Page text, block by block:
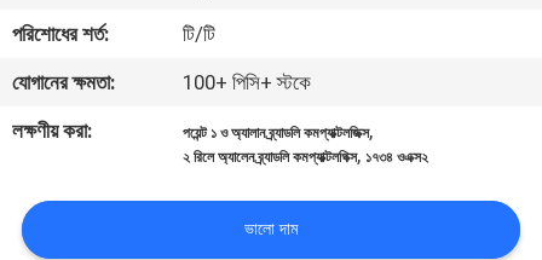
আমাদের
সাথে
যোগাযোগ
খবর
পরিশোধের শর্ত:
টি/টি
যোগানের ক্ষমতা:
100+ পিসি+ স্টকে
লক্ষণীয় করা:
পয়েন্ট ১ ও অ্যালান ব্র্যাডলি কমপ্যাক্টলজিক্স,
২ রিলে অ্যালেন ব্র্যাডলি কমপ্যাক্টলগিক্স, ১৭৩৪ ওএক্স২
ভালো দাম